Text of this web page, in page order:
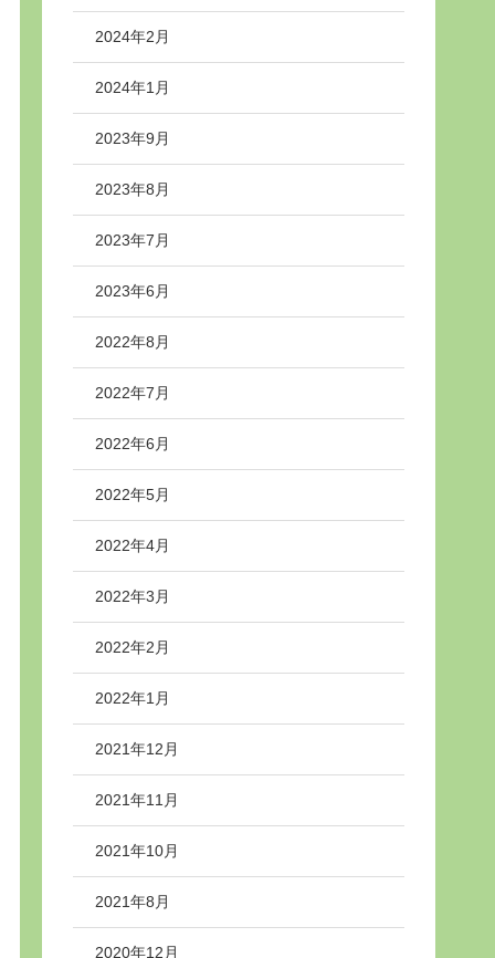
2024年2月
2024年1月
2023年9月
2023年8月
2023年7月
2023年6月
2022年8月
2022年7月
2022年6月
2022年5月
2022年4月
2022年3月
2022年2月
2022年1月
2021年12月
2021年11月
2021年10月
2021年8月
2020年12月